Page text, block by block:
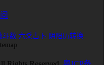
斗数 六爻占卜 阴阳历转换